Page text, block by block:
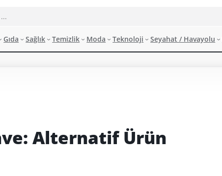
Gıda Sağlık Temizlik Moda Teknoloji Seyahat / Havayolu
Alternatif Ürün